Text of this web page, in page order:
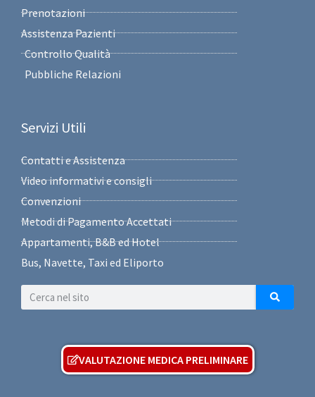
Prenotazioni
Assistenza Pazienti
Controllo Qualità
Pubbliche Relazioni
Servizi Utili
Contatti e Assistenza
Video informativi e consigli
Convenzioni
Metodi di Pagamento Accettati
Appartamenti, B&B ed Hotel
Bus, Navette, Taxi ed Eliporto
VALUTAZIONE MEDICA PRELIMINARE